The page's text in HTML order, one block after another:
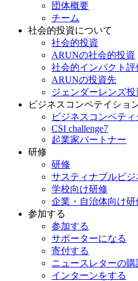
団体概要
チーム
社会的投資について
社会的投資
ARUNの社会的投資
社会的インパクト評
ARUNの投資先
ジェンダーレンズ投
ビジネスコンペテイショ
ビジネスコンペティ
CSI challenge7
起業家パートナー
研修
研修
サスティナブルビ
学校向け研修
企業・自治体向け研
参加する
参加する
サポーターになる
寄付する
ニュースレターの購
インターンをする